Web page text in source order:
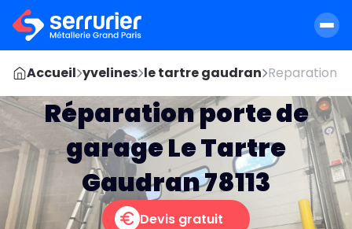
Accueil yvelines le tartre gaudran Reparation
Réparation porte de
garage Le Tartre
Gaudran 78113
Devis gratuit